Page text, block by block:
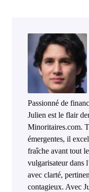
Passionné de
Julien est le flair
Minoritaires.com.
émergentes, il
fraîche avant tout
vulgarisateur dans
avec clarté,
contagieux. Avec